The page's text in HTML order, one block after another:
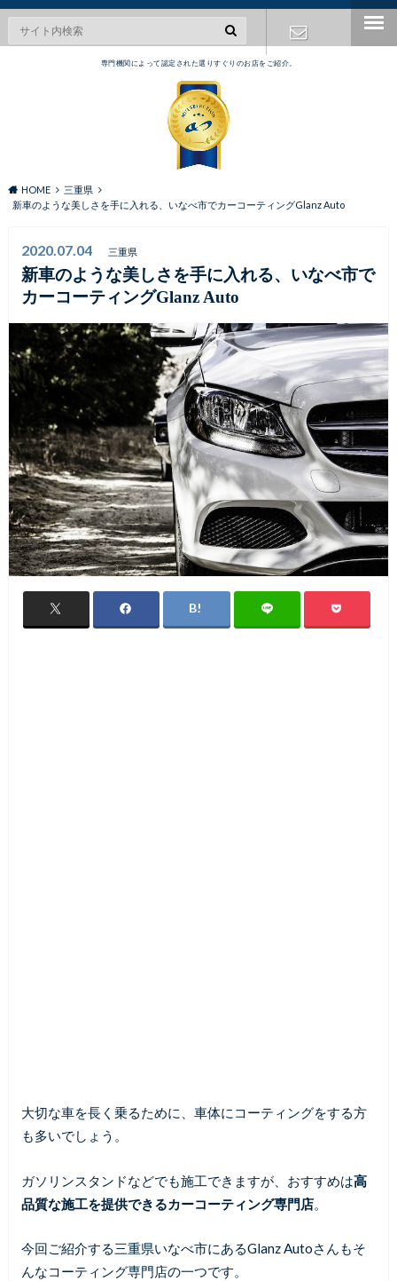
専門機関によって認定された選りすぐりのお店をご紹介。
HOME
三重県
新車のような美しさを手に入れる、いなべ市でカーコーティングGlanz Auto
2020.07.04 三重県
新車のような美しさを手に入れる、いなべ市で
カーコーティングGlanz Auto
大切な車を長く乗るために、車体にコーティングをする方
も多いでしょう。
ガソリンスタンドなどでも施工できますが、おすすめは高
品質な施工を提供できるカーコーティング専門店。
今回ご紹介する三重県いなべ市にあるGlanz Autoさんもそ
んなコーティング専門店の一つです。